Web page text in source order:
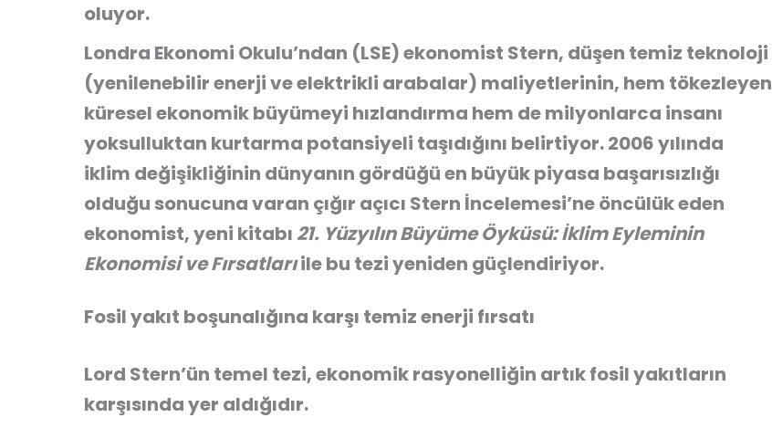
oluyor.
Londra Ekonomi Okulu’ndan (LSE) ekonomist Stern, düşen temiz teknoloji
(yenilenebilir enerji ve elektrikli arabalar) maliyetlerinin, hem tökezleyen
küresel ekonomik büyümeyi hızlandırma hem de milyonlarca insanı
yoksulluktan kurtarma potansiyeli taşıdığını belirtiyor. 2006 yılında
iklim değişikliğinin dünyanın gördüğü en büyük piyasa başarısızlığı
olduğu sonucuna varan çığır açıcı Stern İncelemesi’ne öncülük eden
ekonomist,yeni kitabı 21. Yüzyılın Büyüme Öyküsü: İklim Eyleminin
Ekonomisi ve Fırsatlarıile bu tezi yeniden güçlendiriyor.
Fosil yakıt boşunalığına karşı temiz enerji fırsatı
Lord Stern’ün temel tezi, ekonomik rasyonelliğin artık fosil yakıtların
karşısında yer aldığıdır.